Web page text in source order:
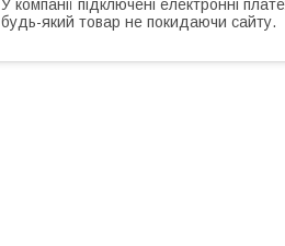
У компанії підключені електронні
будь-який товар не покидаючи сайту.